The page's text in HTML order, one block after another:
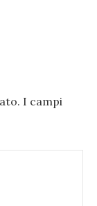
I campi